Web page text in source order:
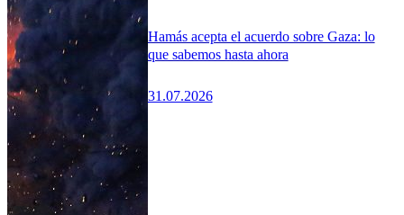
Hamás acepta el acuerdo sobre Gaza: lo
que sabemos hasta ahora
31.07.2026